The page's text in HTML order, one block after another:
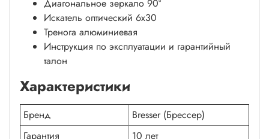
Диагональное зеркало 90°
Искатель оптический 6х30
Тренога алюминиевая
Инструкция по эксплуатации и гарантийный
талон
Характеристики
Бренд
Bresser (Брессер)
Гарантия
10 лет